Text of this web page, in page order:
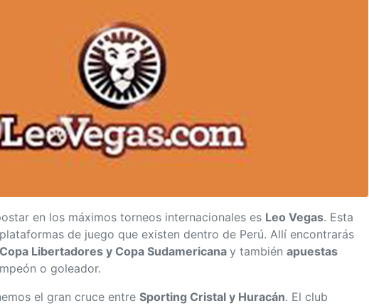
en los máximos torneos internacionales es Leo Vegas. Esta
de juego que existen dentro de Perú. Allí encontrarás
Libertadores y Copa Sudamericana y también apuestas
o goleador.
el gran cruce entre Sporting Cristal y Huracán. El club